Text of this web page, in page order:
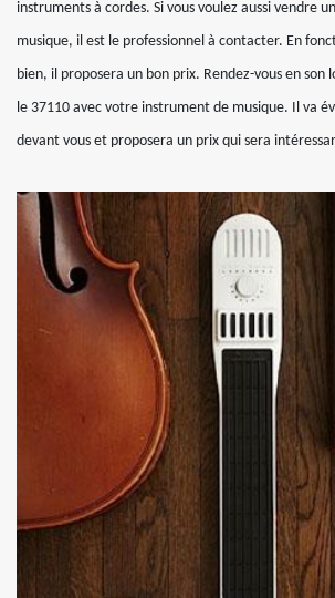
instruments à cordes. Si vous voulez aussi vendre
musique, il est le professionnel à contacter. En
bien, il proposera un bon prix. Rendez-vous en son
le 37110 avec votre instrument de musique. Il va
devant vous et proposera un prix qui sera